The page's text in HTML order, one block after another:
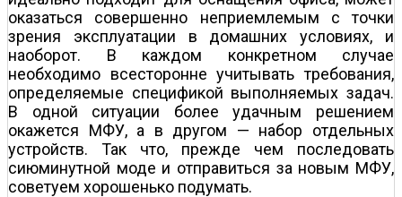
оказаться совершенно неприемлемым с точки
зрения эксплуатации в домашних условиях, и
наоборот. В каждом конкретном случае
необходимо всесторонне учитывать требования,
определяемые спецификой выполняемых задач.
В одной ситуации более удачным решением
окажется МФУ, а в другом — набор отдельных
устройств. Так что, прежде чем последовать
сиюминутной моде и отправиться за новым МФУ,
советуем хорошенько подумать.